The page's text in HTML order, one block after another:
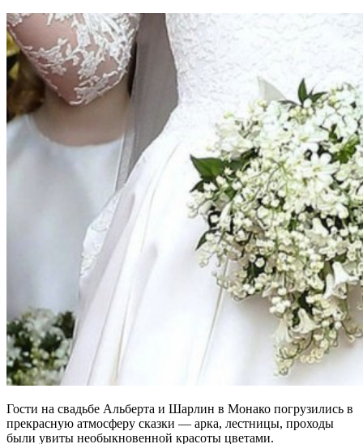
Гости на свадьбе Альберта и Шарлин в Монако погрузились в
прекрасную атмосферу сказки — арка, лестницы, проходы
были увиты необыкновенной красоты цветами.